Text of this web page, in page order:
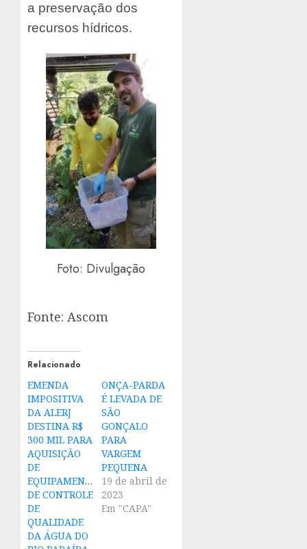
a preservação dos
recursos hídricos.
Foto: Divulgação
Fonte: Ascom
Relacionado
EMENDA
IMPOSITIVA
DA ALERJ
DESTINA R$
300 MIL PARA
AQUISIÇÃO
DE
EQUIPAMENTO
DE CONTROLE
DE
QUALIDADE
DA ÁGUA DO
ONÇA-PARDA
É LEVADA DE
SÃO
GONÇALO
PARA
VARGEM
PEQUENA
19 de abril de
2023
Em "CAPA"